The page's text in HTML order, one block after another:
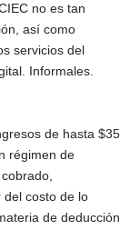
no es tan
así como
servicios del
Informales.
de hasta $35
régimen de
del costo de lo
de deducción